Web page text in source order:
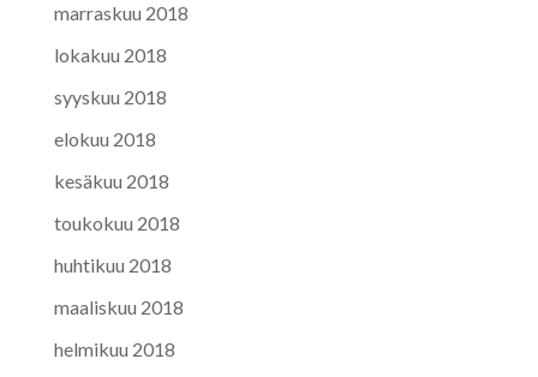
marraskuu 2018
lokakuu 2018
syyskuu 2018
elokuu 2018
kesäkuu 2018
toukokuu 2018
huhtikuu 2018
maaliskuu 2018
helmikuu 2018